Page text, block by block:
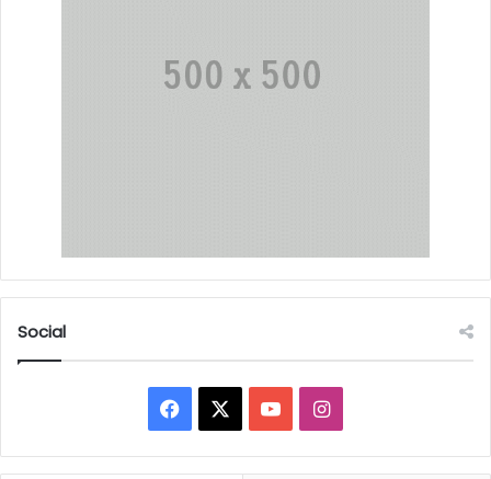
Social
Facebook YouTubeInstagram